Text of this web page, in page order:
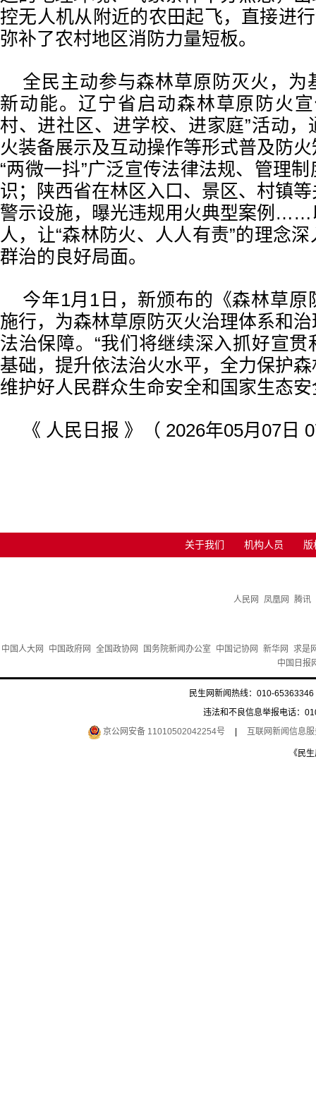
控无人机从附近的农田起飞，直接进
弥补了农村地区消防力量短板。
全民主动参与森林草原防灭火，为
新动能。辽宁省启动森林草原防火
村、进社区、进学校、进家庭”活动
火装备展示及互动操作等形式普及防
“两微一抖”广泛宣传法律法规、管理
识；陕西省在林区入口、景区、村镇
警示设施，曝光违规用火典型案例……
人，让“森林防火、人人有责”的理念
群治的良好局面。
今年1月1日，新颁布的《森林草原
施行，为森林草原防灭火治理体系和
法治保障。“我们将继续深入抓好宣
基础，提升依法治火水平，全力保护
维护好人民群众生命安全和国家生态安
《 人民日报 》（ 2026年05月07日
关于我们 机构人员 版
人民网 凤凰网 腾讯
中国人大网 中国政府网 全国政协网 国务院新闻办公室 中国记协网 新华网
求是
中国日报
民生网新闻热线：010-
违法和不良信息举报电话：
京公网安备 11010502042254号
互联网新闻信息
《民